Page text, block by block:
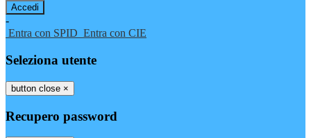
-
Entra con SPID Entra con CIE
Seleziona utente
button close ×
Recupero password